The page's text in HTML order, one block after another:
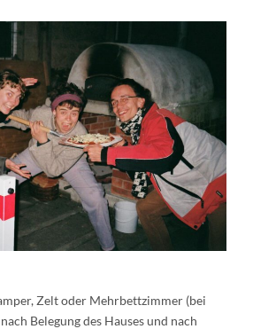
Zelt oder Mehrbettzimmer (bei
Belegung des Hauses und nach